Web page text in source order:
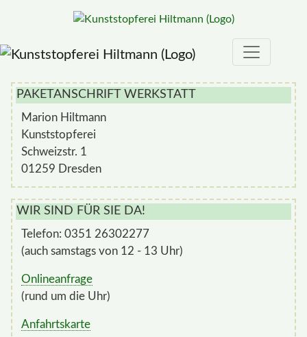
PAKETANSCHRIFT WERKSTATT
Marion Hiltmann
Kunststopferei
Schweizstr. 1
01259 Dresden
WIR SIND FÜR SIE DA!
Telefon: 0351 26302277
(auch samstags von 12 - 13 Uhr)
Onlineanfrage
(rund um die Uhr)
Anfahrtskarte